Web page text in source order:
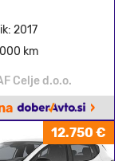
2017
km
Celje d.o.o.
›
12.750 €